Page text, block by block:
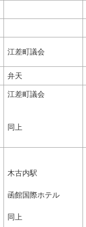
江差町議会
弁天
江差町議会
同上
木古内駅
函館国際ホテル
同上